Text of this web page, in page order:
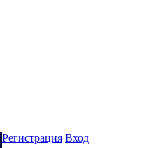
Регистрация Вход